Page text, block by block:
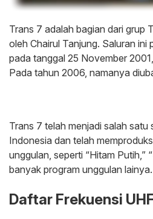
Trans 7 adalah bagian dari grup
oleh Chairul Tanjung. Saluran ini
pada tanggal 25 November
Pada tahun 2006, namanya
Trans 7 telah menjadi salah
Indonesia dan telah
unggulan, seperti “Hitam Putih,”
banyak program unggulan lainya.
Daftar Frekuensi